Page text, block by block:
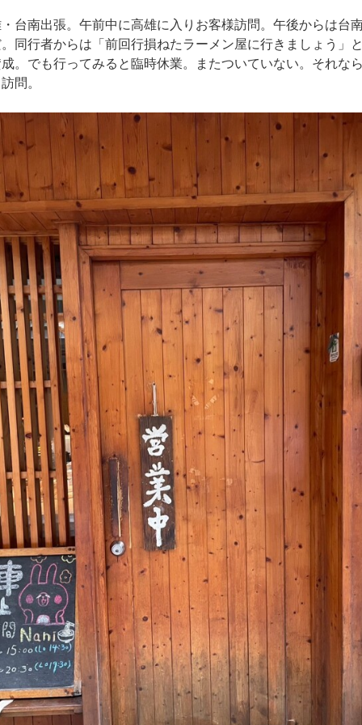
南出張。午前中に高雄に入りお客様訪問。午後からは台
同行者からは「前回行損ねたラーメン屋に行きましょう」
。でも行ってみると臨時休業。またついていない。それな
問。